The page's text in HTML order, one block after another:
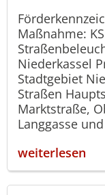
Maßnahme:
Niederkassel
Stadtgebiet
Straßen
Marktstraße,
Langgasse
weiterlesen